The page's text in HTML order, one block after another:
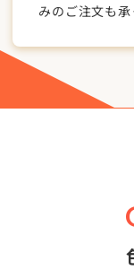
みのご注文も承